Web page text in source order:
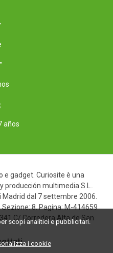
años
e gadget. Curiosite è una
multimedia S.L..
dal 7 settembre 2006.
8. Pagina: M-414659
C/ Corredera Alta de San
scopi analitici e pubblicitari.
i cookie